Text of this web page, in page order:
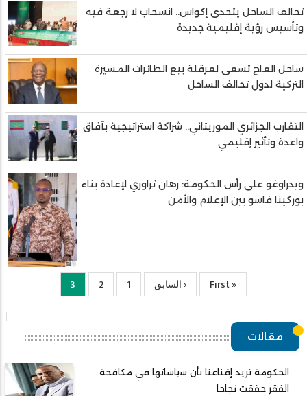
تحالف الساحل يتحدى إكواس.. انسحاب لا رجعة فيه
وتأسيس رؤية إقليمية جديدة
ساحل العاج تسعى لعرقلة بيع الطائرات المسيرة
التركية لدول تحالف الساحل
التقارب الجزائري الموريتاني.. شراكة استراتيجية بآفاق
واعدة وتأثير إقليمي
ويدراوغو على رأس الحكومة: رهان تراوري لإعادة بناء
بوركينا فاسو بين الإعلام والأمن
First
page
« First
Previous
page
‹ السابق الصفحة1 الصفحة
2
Current
page
3
مقالات
الحكومة تريد إقناعنا بأن سياساتها في مكافحة
الفقر حققت نجاحا